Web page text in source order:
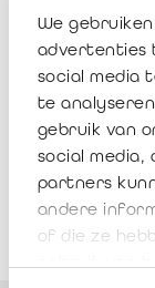
We
advertenties
social media
te
gebruik van
social media,
partners
andere
of die ze
PDF
DOC(X)
EXCEL
ZIP
Datum vanaf
Datum tot